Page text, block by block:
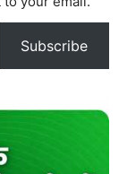
Subscribe